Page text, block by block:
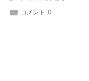
コメント: 0